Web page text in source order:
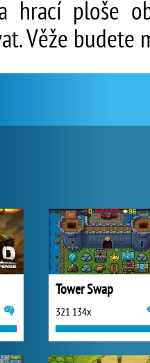
hrací ploše
Věže budete
Tower Swap
321 134x